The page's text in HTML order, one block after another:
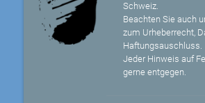
Schweiz.
Beachten Sie auch
zum Urheberrecht,
Haftungsauschluss.
Jeder Hinweis auf
gerne entgegen.